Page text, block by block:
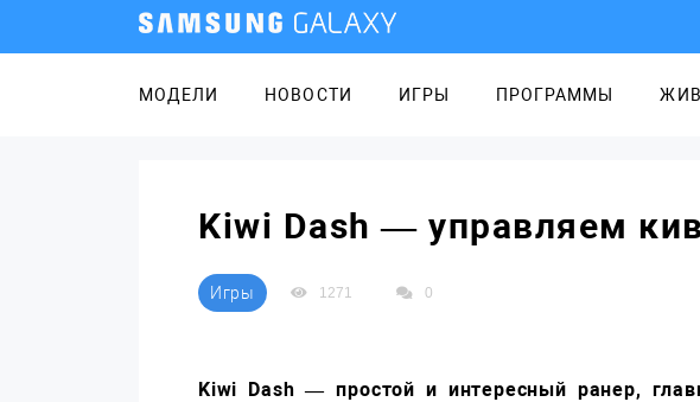
МОДЕЛИ НОВОСТИ ИГРЫ ПРОГРАММЫ
Kiwi Dash — управляем
Игры 1271 0
Kiwi Dash — простой и интересный ранер,